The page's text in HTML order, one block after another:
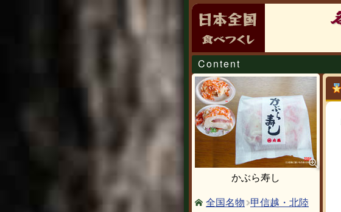
Content
かぶら寿し
全国名物
甲信越・北陸